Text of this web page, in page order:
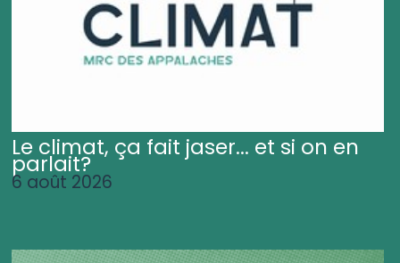
Le climat, ça fait jaser... et si on en
parlait?
6 août 2026